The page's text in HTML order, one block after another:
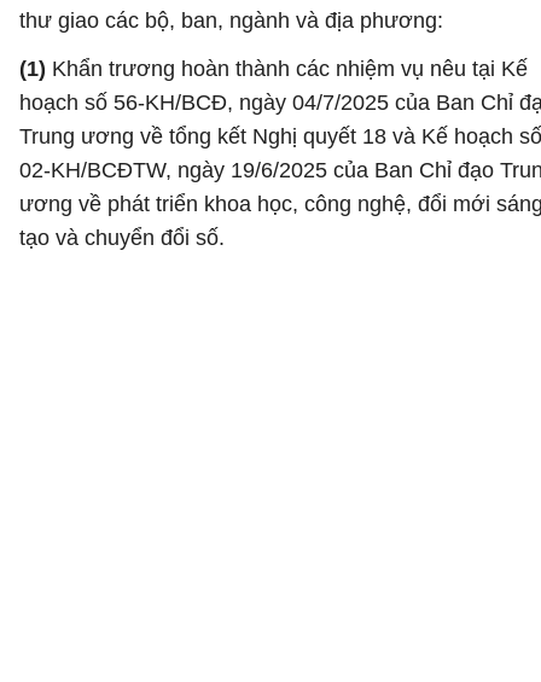
thư giao các bộ, ban, ngành và địa phương:
(1) Khẩn trương hoàn thành các nhiệm vụ nêu tại Kế
hoạch số 56-KH/BCĐ, ngày 04/7/2025 của Ban Chỉ
Trung ương về tổng kết Nghị quyết 18 và Kế hoạch số
02-KH/BCĐTW, ngày 19/6/2025 của Ban Chỉ đạo
ương về phát triển khoa học, công nghệ, đổi mới
tạo và chuyển đổi số.